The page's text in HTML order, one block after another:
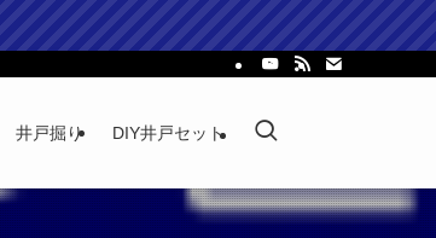
井戸掘り DIY井戸セット